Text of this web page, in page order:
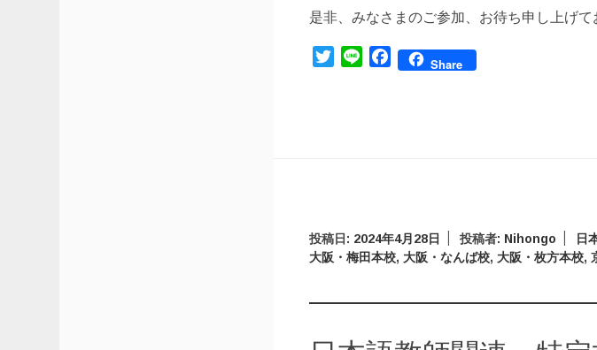
是非、みなさまのご参加、お待ち申し上げて
TwitterLine FacebookShare
投稿日: 2024年4月28日 投稿者: Nihongo 日
大阪・梅田本校, 大阪・なんば校, 大阪・枚方本校,